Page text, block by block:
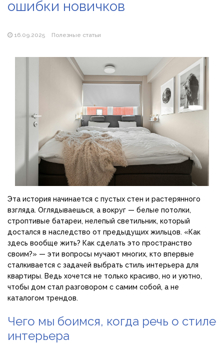
Магазин паяльников: рейтинг лучших магазинов Украины
ошибки новичков
16.09.2025 Полезные статьи
Эта история начинается с пустых стен и растерянного
взгляда. Оглядываешься, а вокруг — белые потолки,
строптивые батареи, нелепый светильник, который
достался в наследство от предыдущих жильцов. «Как
здесь вообще жить? Как сделать это пространство
своим?» — эти вопросы мучают многих, кто впервые
сталкивается с задачей выбрать стиль интерьера для
квартиры. Ведь хочется не только красиво, но и уютно,
чтобы дом стал разговором с самим собой, а не
каталогом трендов.
Чего мы боимся, когда речь о стиле
интерьера